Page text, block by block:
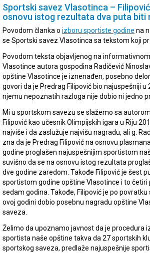
Sportski savez Vlasotinca –
osnovu istog rezultata dva puta biti
Povodom članka o izboru sportiste godine na
se Sportski savez Vlasotinca sa tekstom koji
Povodom teksta objavljenog na
Vlasotince autora gospodina Radičević
opštine Vlasotince je iznenađen, posebno
govori da je Predrag Filipović bio najuspešniji u
njemu nepoznatih razloga nije dobio ni jedno
Mi u sportskom savezu se slažemo sa
Filipović kao učesnik Olimpijskih igara u Riju
najviše i da zaslužuje najvišu nagradu, ali g.
zna da je Predrag Filipović na osnovu
godine proglašen najuspešnijim sportistom
suvišno da se na osnovu istog rezultata
dve godine zaredom. Takođe Filipović je šest
sportistom godine opštine Vlasotince i to četiri
sedam godina. Takođe, Filipović je po povratku
ovoj godini dobio posebnu nagradu opštine
saveza.
Želimo da upoznamo javnost da je procedura
sportista naše opštine takva da 27 sportskih
sportskog saveza, predlaže najuspešnije